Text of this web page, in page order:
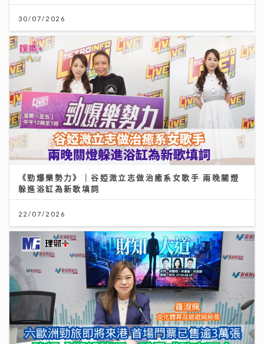
30/07/2026
《勁爆樂勢力》｜谷婭溦立志做治癒系女歌手 兩晚關燈
躲進浴缸為新歌填詞
22/07/2026